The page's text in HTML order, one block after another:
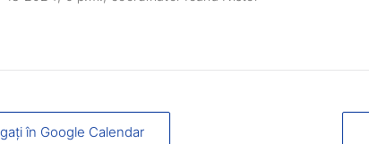
în Google Calendar